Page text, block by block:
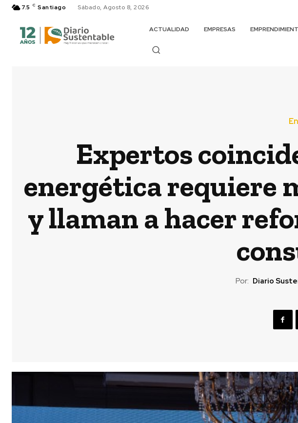
7.5 C Santiago Sábado, Agosto 8, 2026
ACTUALIDAD EMPRESAS
Expertos
energética requiere
y llaman a hacer
Por: Diario